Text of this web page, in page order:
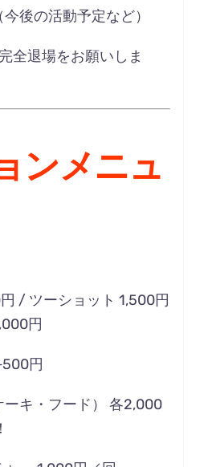
後の活動予定など）
全退場をお願いしま
ンメニュ
/ ツーショット 1,500円
円
円
ーキ・フード） 各2,000